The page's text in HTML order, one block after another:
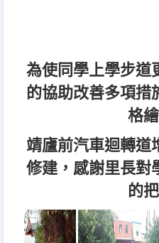
為使同學上學步道
的協助改善多項措
格
靖廬前汽車迴轉道
修建，感謝里長對
的